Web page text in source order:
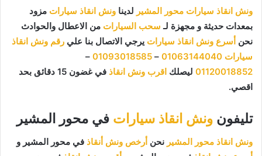
ونش انقاذ سيارات محور المشير لدينا ونش انقاذ سيارات مزود
بمعدات حديثة و مجهزة لـ سحب السيارات من الاعطال والحوادث
نحن أسرع ونش انقاذ سيارات يرجي الاتصال بنا علي رقم ونش انقاذ
سيارات 01063144040
–
01093018585
–
01120018852 ليصلك اقرب ونش انقاذ
في غضون 15 دقائق بحد
اقصي.
تليفون ونش انقاذ سيارات في محور المشير
ونش انقاذ محور المشير نحن أرخص ونش أنقاذ في محور المشير و